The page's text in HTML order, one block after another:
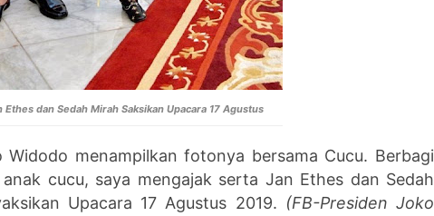
Ethes dan Sedah Mirah Saksikan Upacara 17 Agustus
Widodo menampilkan fotonya bersama Cucu. Berbagi
cucu, saya mengajak serta Jan Ethes dan Sedah
Upacara 17 Agustus 2019. (FB-Presiden Joko